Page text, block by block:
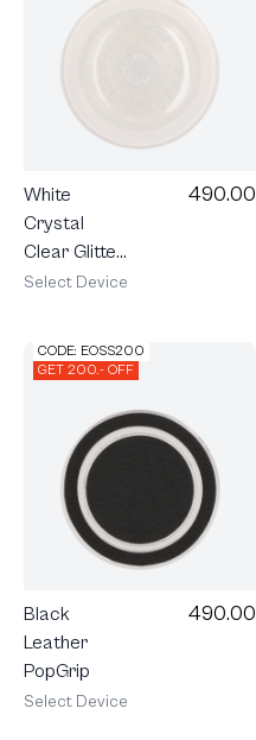
White
Crystal
Clear Glitter
PopGrip
490.00
Select Device
CODE: EOSS200
GET 200.- OFF
Black
Leather
PopGrip
490.00
Select Device